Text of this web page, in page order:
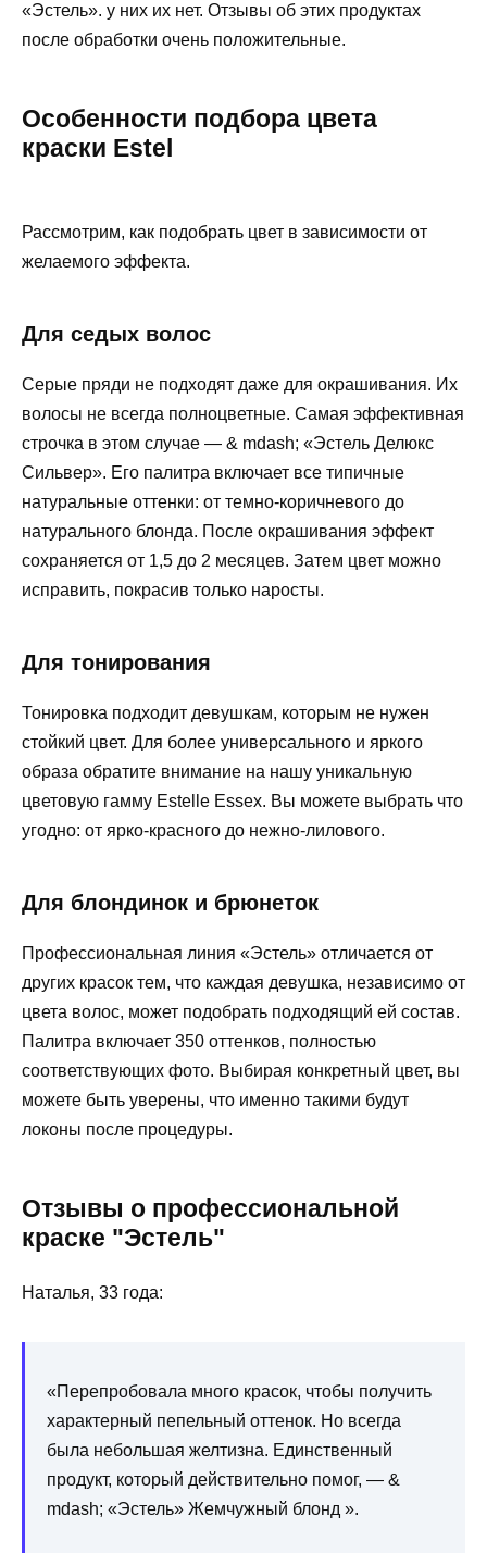
«Эстель». у них их нет. Отзывы об этих продуктах
после обработки очень положительные.
Особенности подбора цвета
краски Estel
Рассмотрим, как подобрать цвет в зависимости от
желаемого эффекта.
Для седых волос
Серые пряди не подходят даже для окрашивания. Их
волосы не всегда полноцветные. Самая эффективная
строчка в этом случае — & mdash; «Эстель Делюкс
Сильвер». Его палитра включает все типичные
натуральные оттенки: от темно-коричневого до
натурального блонда. После окрашивания эффект
сохраняется от 1,5 до 2 месяцев. Затем цвет можно
исправить, покрасив только наросты.
Для тонирования
Тонировка подходит девушкам, которым не нужен
стойкий цвет. Для более универсального и яркого
образа обратите внимание на нашу уникальную
цветовую гамму Estelle Essex. Вы можете выбрать что
угодно: от ярко-красного до нежно-лилового.
Для блондинок и брюнеток
Профессиональная линия «Эстель» отличается от
других красок тем, что каждая девушка, независимо от
цвета волос, может подобрать подходящий ей состав.
Палитра включает 350 оттенков, полностью
соответствующих фото. Выбирая конкретный цвет, вы
можете быть уверены, что именно такими будут
локоны после процедуры.
Отзывы о профессиональной
краске "Эстель"
Наталья, 33 года:
«Перепробовала много красок, чтобы получить
характерный пепельный оттенок. Но всегда
была небольшая желтизна. Единственный
продукт, который действительно помог, — &
mdash; «Эстель» Жемчужный блонд ».